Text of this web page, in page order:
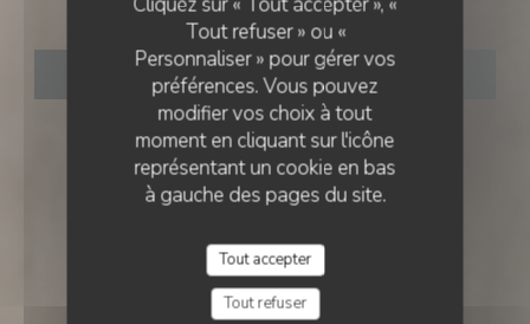
Tout refuser » ou «
Personnaliser » pour gérer vos
préférences. Vous pouvez
modifier vos choix à tout
moment en cliquant sur l'icône
représentant un cookie en bas
à gauche des pages du site.
Tout accepter
Tout refuser
Essencial
RÉSERVER